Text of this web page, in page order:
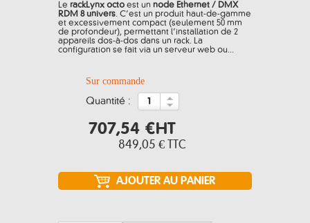
Le rackLynx octo est un node Ethernet / DMX
RDM 8 univers . C’est un produit haut-de-gamme
et excessivement compact (seulement 50 mm
de profondeur), permettant l’installation de 2
appareils dos-à-dos dans un rack. La
configuration se fait via un serveur web ou...
Sur commande
quantité :
707,54 €HT
849,05 € TTC